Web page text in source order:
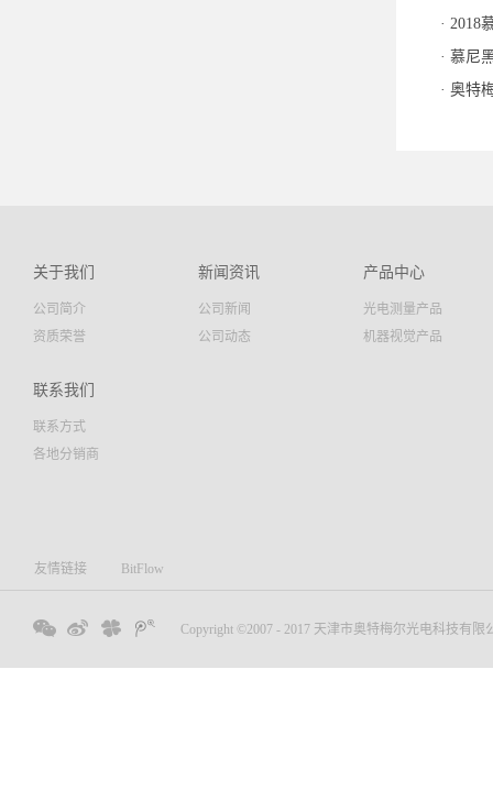
2018
慕尼
奥特
关于我们
公司简介
资质荣誉
新闻资讯
公司新闻
公司动态
产品中心
光电测量产品
机器视觉产品
联系我们
联系方式
各地分销商
友情链接 BitFlow
Copyright ©2007 - 2017 天津市奥特梅尔光电科技有限